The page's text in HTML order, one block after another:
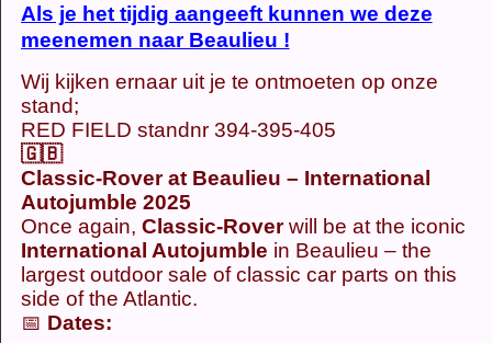
Als je het tijdig aangeeft kunnen we deze
meenemen naar Beaulieu !
Wij kijken ernaar uit je te ontmoeten op onze
stand;
RED FIELD standnr 394-395-405
🇬🇧
Classic-Rover at Beaulieu – International
Autojumble 2025
Once again, Classic-Roverwill be at the iconic
International Autojumble in Beaulieu – the
largest outdoor sale of classic car parts on this
side of the Atlantic.
📅 Dates: